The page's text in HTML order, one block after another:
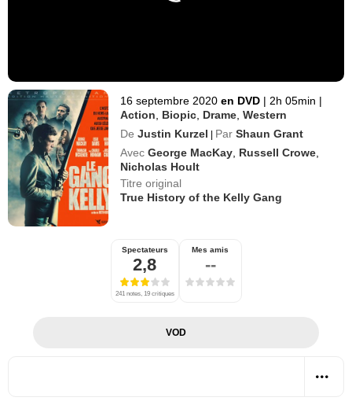
16 septembre 2020 en DVD | 2h 05min |
Action
Biopic Drame ,Western
De Justin Kurzel | Par Shaun Grant
Avec George MacKay Russell Crowe
Nicholas Hoult
Titre original
True History of the Kelly Gang
Spectateurs
2,8
241 notes, 19 critiques
Mes amis
--
VOD